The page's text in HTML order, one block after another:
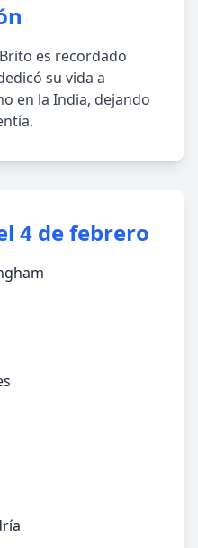
es recordado
su vida a
en la India, dejando
4 de febrero